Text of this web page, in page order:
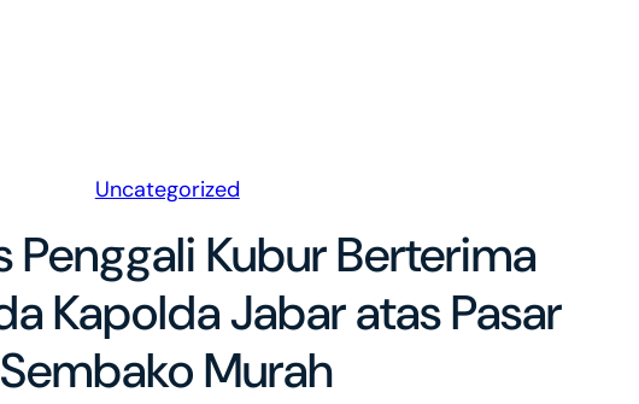
Uncategorized
Penggali Kubur Berterima
Kapolda Jabar atas Pasar
Sembako Murah